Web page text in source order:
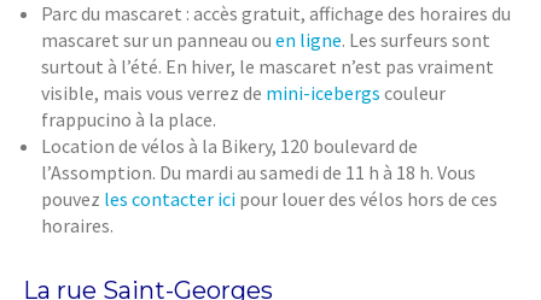
Parc du mascaret : accès gratuit, affichage des horaires du
mascaret sur un panneau ouen ligne. Les surfeurs sont
surtout à l’été. En hiver, le mascaret n’est pas vraiment
visible, mais vous verrez de mini-icebergs couleur
frappucino à la place.
Location de vélos à la Bikery, 120 boulevard de
l’Assomption. Du mardi au samedi de 11 h à 18 h. Vous
pouvez les contacter ici pour louer des vélos hors de ces
horaires.
La rue Saint-Georges